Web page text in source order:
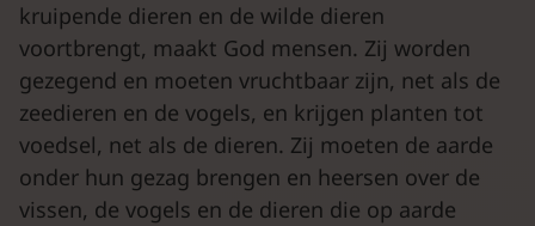
kruipende dieren en de wilde dieren
voortbrengt, maakt God mensen. Zij worden
gezegend en moeten vruchtbaar zijn, net als de
zeedieren en de vogels, en krijgen planten tot
voedsel, net als de dieren. Zij moeten de aarde
onder hun gezag brengen en heersen over de
vissen, de vogels en de dieren die op aarde